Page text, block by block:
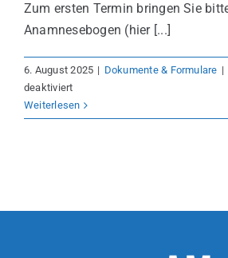
Zum ersten Termin bringen Sie
Anamnesebogen (hier [...]
6. August 2025 | Dokumente & Formulare |
deaktiviertfür
Welche
Unterlagen
Termin
Weiterlesen